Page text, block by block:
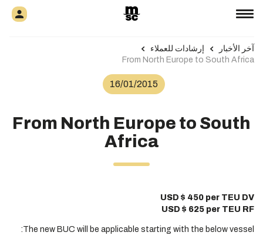
آخر الأخبار
إرشادات للعملاء
From North Europe to South Africa
16/01/2015
From North Europe to South
Africa
USD $ 450 per TEU DV
USD $ 625 per TEU RF
The new BUC will be applicable starting with the below vessel: